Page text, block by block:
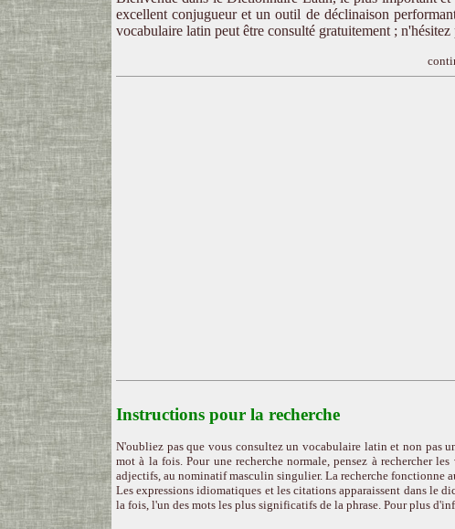
excellent conjugueur et un outil de déclinaison
vocabulaire latin peut être consulté gratuitement ;
Instructions pour la recherche
N'oubliez pas que vous consultez un vocabulaire latin et non pas
mot à la fois. Pour une recherche normale, pensez à rechercher
adjectifs, au nominatif masculin singulier. La recherche fonctionne
Les expressions idiomatiques et les citations apparaissent dans le
la fois, l'un des mots les plus significatifs de la phrase. Pour plus